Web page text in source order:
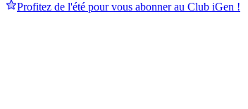
Profitez de l'été pour vous abonner au Club iGen !